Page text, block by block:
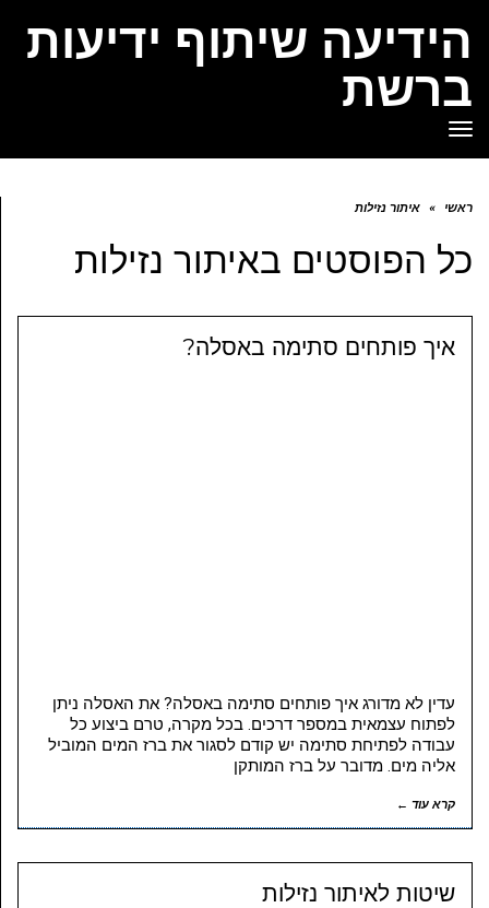
הידיעה שיתוף ידיעות
ברשת
תפריט
ראשי » איתור נזילות
כל הפוסטים באיתור נזילות
איך פותחים סתימה באסלה?
עדין לא מדורג איך פותחים סתימה באסלה? את האסלה ניתן
לפתוח עצמאית במספר דרכים. בכל מקרה, טרם ביצוע כל
עבודה לפתיחת סתימה יש קודם לסגור את ברז המים המוביל
אליה מים. מדובר על ברז המותקן
קרא עוד ←
שיטות לאיתור נזילות